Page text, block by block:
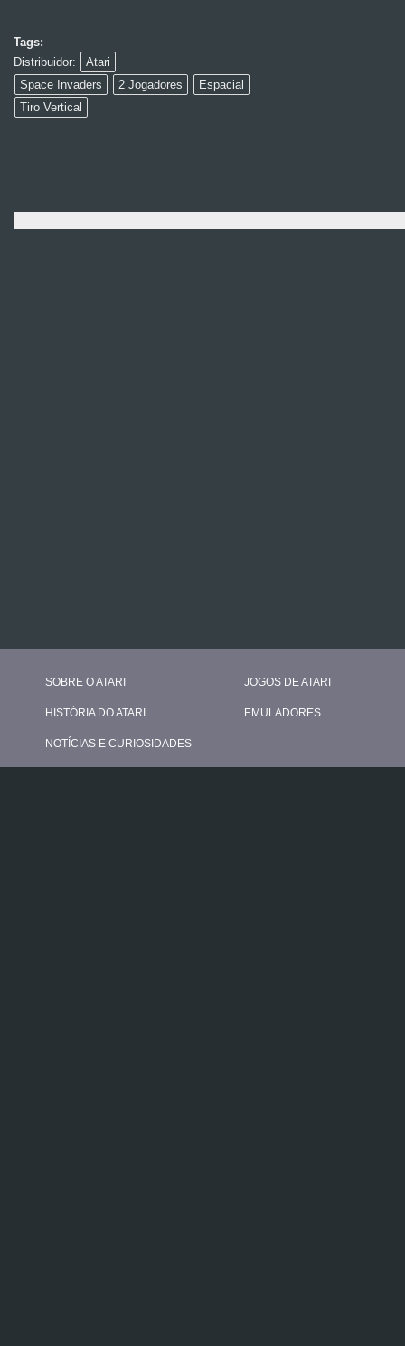
Tags:
Distribuidor:
Atari
Space Invaders
2 Jogadores
Espacial
Tiro Vertical
SOBRE O ATARI
HISTÓRIA DO ATARI
NOTÍCIAS E CURIOSIDADES
JOGOS DE ATARI
EMULADORES